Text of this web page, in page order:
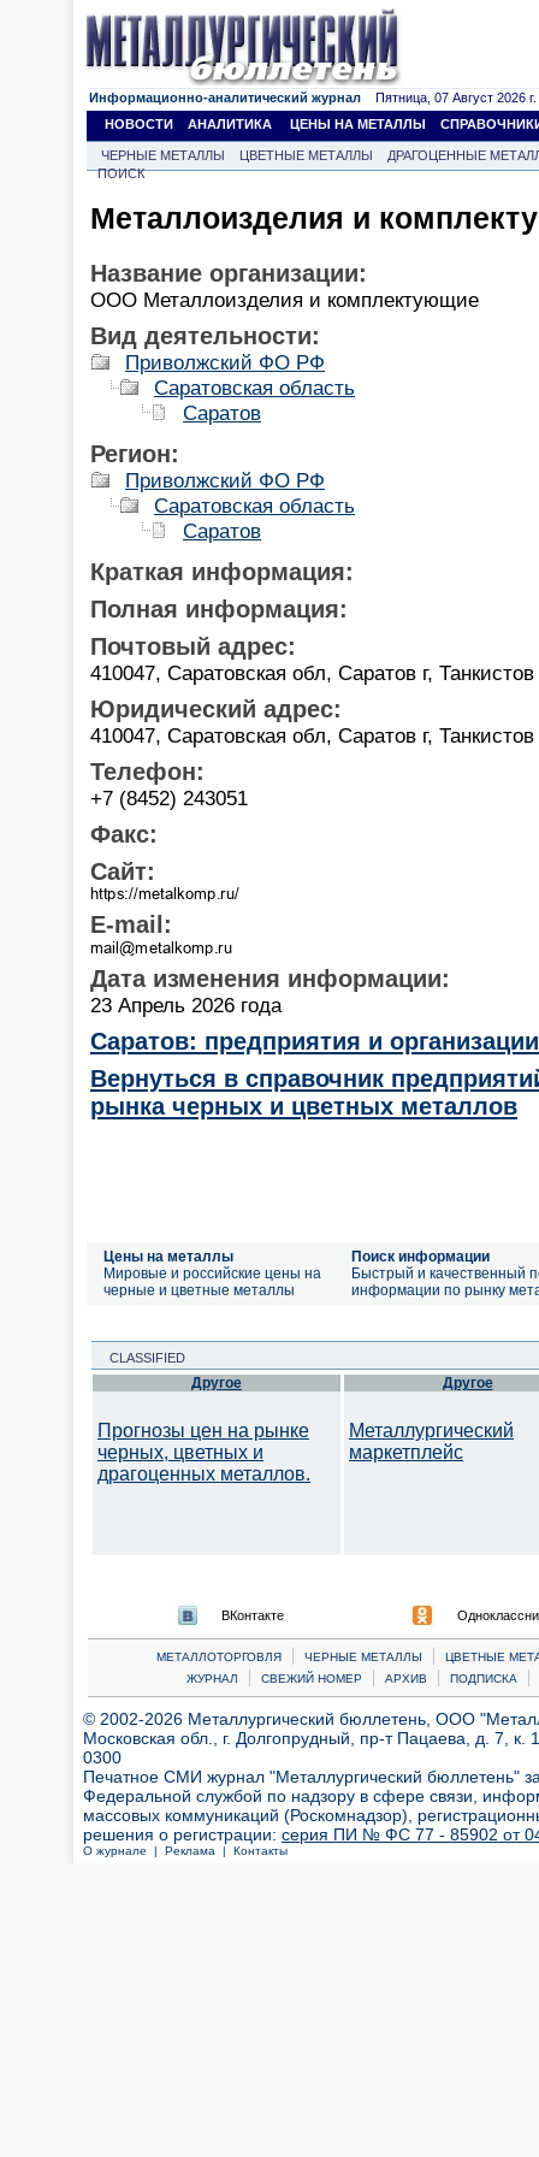
Информационно-аналитический журнал Пятница, 07 Август 2026 г.
НОВОСТИ
АНАЛИТИКА ЦЕНЫ НА МЕТАЛЛЫ
ЧЕРНЫЕ МЕТАЛЛЫ ЦВЕТНЫЕ МЕТАЛЛЫ
ДРАГОЦЕННЫЕ
ПОИСК
Металлоизделия и
Название организации:
ООО Металлоизделия и комплектующие
Вид деятельности:
Приволжский ФО РФ
Саратовская область
Саратов
Регион:
Приволжский ФО РФ
Саратовская область
Саратов
Краткая информация:
Полная информация:
Почтовый адрес:
410047, Саратовская обл, Саратов г,
Юридический адрес:
410047, Саратовская обл, Саратов г,
Телефон:
+7 (8452) 243051
Факс:
Сайт:
E-mail:
Дата изменения информации:
23 Апрель 2026 года
Саратов: предприятия и
Вернуться в справочник
рынка черных и цветных металлов
Цены на металлы
Мировые и российские цены на
черные и цветные металлы
Поиск информации
Быстрый и качественный
информации по рынку
CLASSIFIED
Другое
Прогнозы цен на рынке
черных, цветных и
драгоценных металлов.
Другое
Металлургический
маркетплейс
ВКонтакте
МЕТАЛЛОТОРГОВЛЯ | ЧЕРНЫЕ МЕТАЛЛЫ |
ЦВЕТНЫЕ
ЖУРНАЛ
| СВЕЖИЙ НОМЕР | АРХИВ | ПОДПИСКА |
© 2002-2026 Металлургический бюллетень, ООО
Московская обл., г. Долгопрудный, пр-т Пацаева, д. 7,
0300
Печатное СМИ журнал "Металлургический бюллетень"
Федеральной службой по надзору в сфере связи,
массовых коммуникаций (Роскомнадзор),
решения о регистрации: серия ПИ № ФС 77 - 85902 от 04
О журнале | Реклама | Контакты